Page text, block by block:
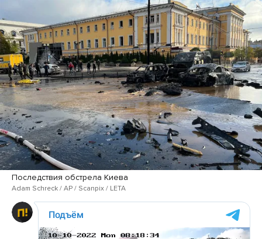
Последствия обстрела Киева
Adam Schreck / AP / Scanpix / LETA